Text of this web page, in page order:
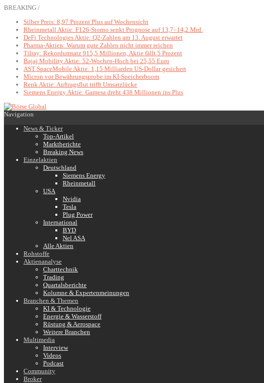
BREAKING /
Silber Preis: 8,97 Prozent Plus auf Wochensicht
Rheinmetall Aktie: F126-Storno senkt Prognose auf 13,7–14,2 Mrd.
DeFi Technologies Aktie: Q2-Zahlen am 13. August erwartet
Pharma-Aktien: Warum gute Zahlen nicht immer reichen
Tilray: Rekordumsatz 915,5 Millionen, Aktie fällt 5 Prozent
Bajaj Mobility Aktie: 52-Wochen-Hoch bei 25,55 Euro
AST SpaceMobile Aktie: 1,15 Milliarden US-Dollar gesichert
Micron vor Bewährungsprobe im KI-Speicherboom
Renk Aktie: Auftragsflut trifft Umsatzlücke
Siemens Energy Aktie: Gamesa dreht 438 Millionen ins Plus
Navigation
News & Ticker
Top-Artikel
Marktberichte
Breaking News
Einzelaktien
Deutschland
Siemens Energy
Rheinmetall
USA
Nvidia
Tesla
Plug Power
International
BYD
Nel ASA
Alle Aktien
Rohstoffe
Aktienanalyse
Charttechnik
Trading
Quartalsberichte
Kolumne & Expertenmeinungen
Branchen & Themen
KI & Technologie
Energie & Wasserstoff
Rüstung & Aerospace
Weitere Branchen
Multimedia
Interview
Videos
Podcast
Community
Broker